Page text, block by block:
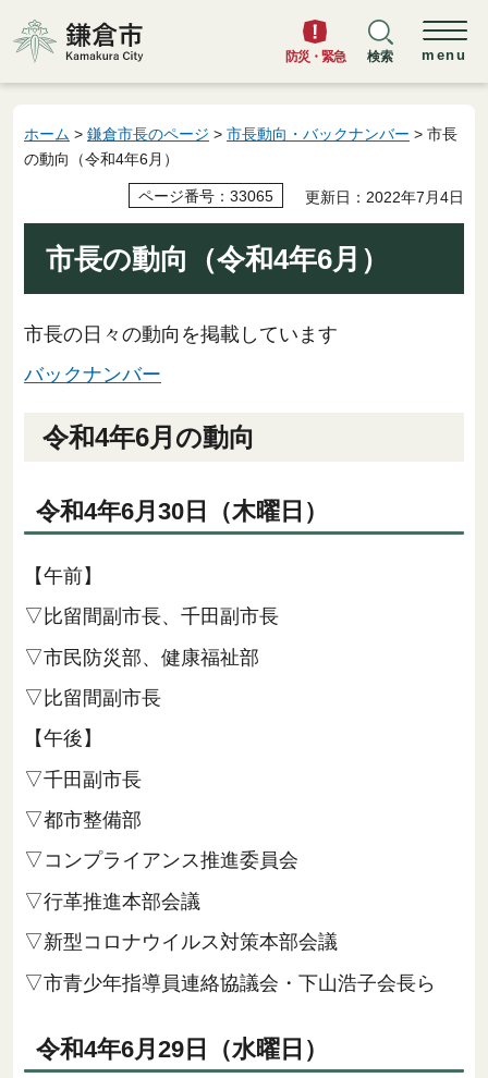
鎌倉市
防災・緊急 検索 menu
ホーム > 鎌倉市長のページ > 市長動向・バックナンバー > 市長
の動向（令和4年6月）
ページ番号：33065 更新日：2022年7月4日
市長の動向（令和4年6月）
市長の日々の動向を掲載しています
バックナンバー
令和4年6月の動向
令和4年6月30日（木曜日）
【午前】
▽比留間副市長、千田副市長
▽市民防災部、健康福祉部
▽比留間副市長
【午後】
▽千田副市長
▽都市整備部
▽コンプライアンス推進委員会
▽行革推進本部会議
▽新型コロナウイルス対策本部会議
▽市青少年指導員連絡協議会・下山浩子会長ら
令和4年6月29日（水曜日）